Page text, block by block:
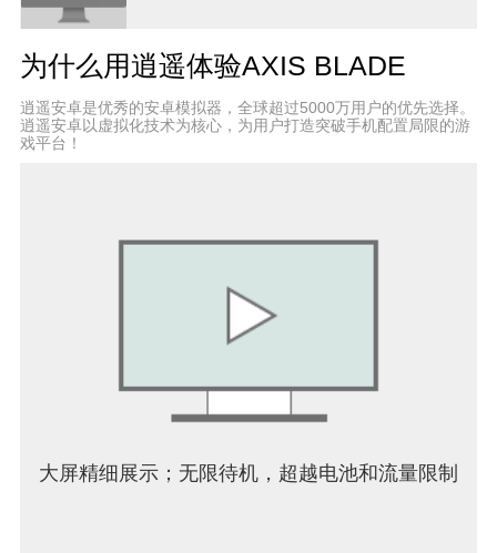
为什么用逍遥体验AXIS BLADE
逍遥安卓是优秀的安卓模拟器，全球超过5000万用户的优先选择。
逍遥安卓以虚拟化技术为核心，为用户打造突破手机配置局限的游
戏平台！
大屏精细展示；无限待机，超越电池和流量限制